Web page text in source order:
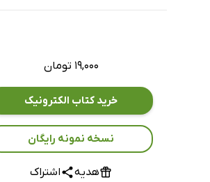
۱۹,۰۰۰ تومان
خرید کتاب الکترونیک
نسخه نمونه رایگان
هدیه اشتراک